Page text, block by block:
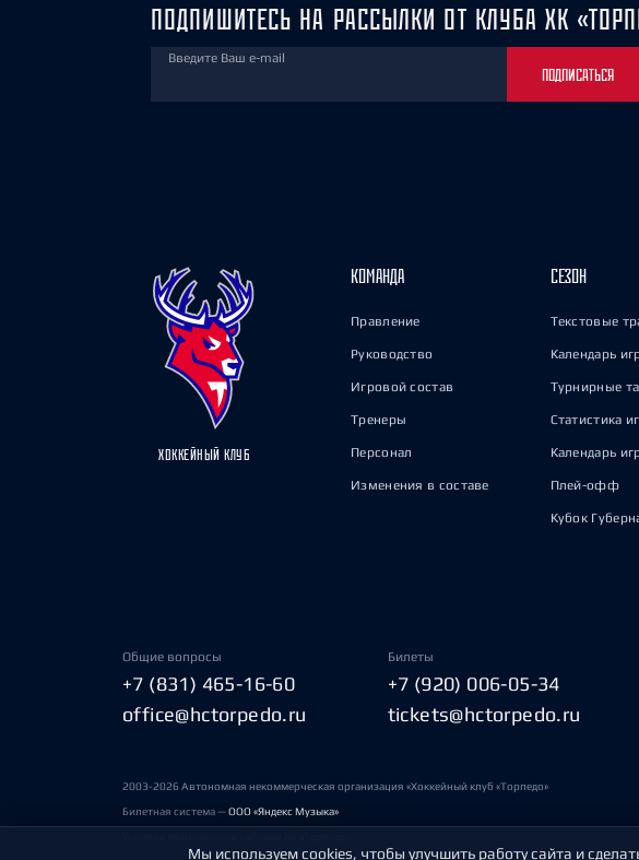
ПОДПИШИТЕСЬ НА РАССЫЛКИ ОТ КЛУБА ХК
Введите Ваш e-mail
ПОДПИСАТЬСЯ
ХОККЕЙНЫЙ КЛУБ
КОМАНДА
Правление
Руководство
Игровой состав
Тренеры
Персонал
Изменения в составе
СЕЗОН
Текстовые
Календарь
Турнирные
Статистика
Календарь
Плей-офф
Кубок
Общие вопросы
+7 (831) 465-16-60
office@hctorpedo.ru
Билеты
+7 (920) 006-05-34
tickets@hctorpedo.ru
2003-2026 Автономная некоммерческая организация «Хоккейный клуб «Торпедо»
Билетная система —ООО «Яндекс Музыка»
Мы используем cookies, чтобы улучшить работу сайта и